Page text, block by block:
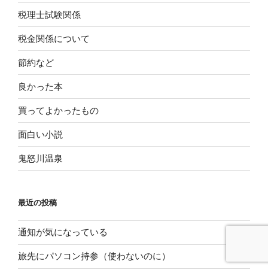
税理士試験関係
税金関係について
節約など
良かった本
買ってよかったもの
面白い小説
鬼怒川温泉
最近の投稿
通知が気になっている
旅先にパソコン持参（使わないのに）